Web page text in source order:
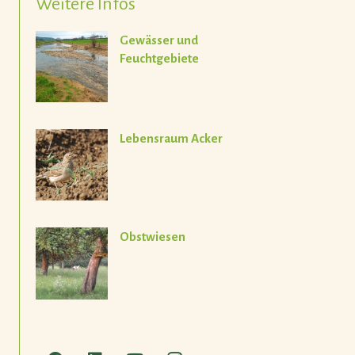
Weitere Infos
Gewässer und
Feuchtgebiete
Lebensraum Acker
Obstwiesen